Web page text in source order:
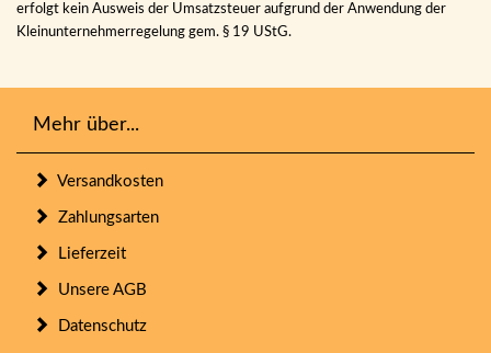
erfolgt kein Ausweis der Umsatzsteuer aufgrund der Anwendung der
Kleinunternehmerregelung gem. § 19 UStG.
Mehr über...
Versandkosten
Zahlungsarten
Lieferzeit
Unsere AGB
Datenschutz